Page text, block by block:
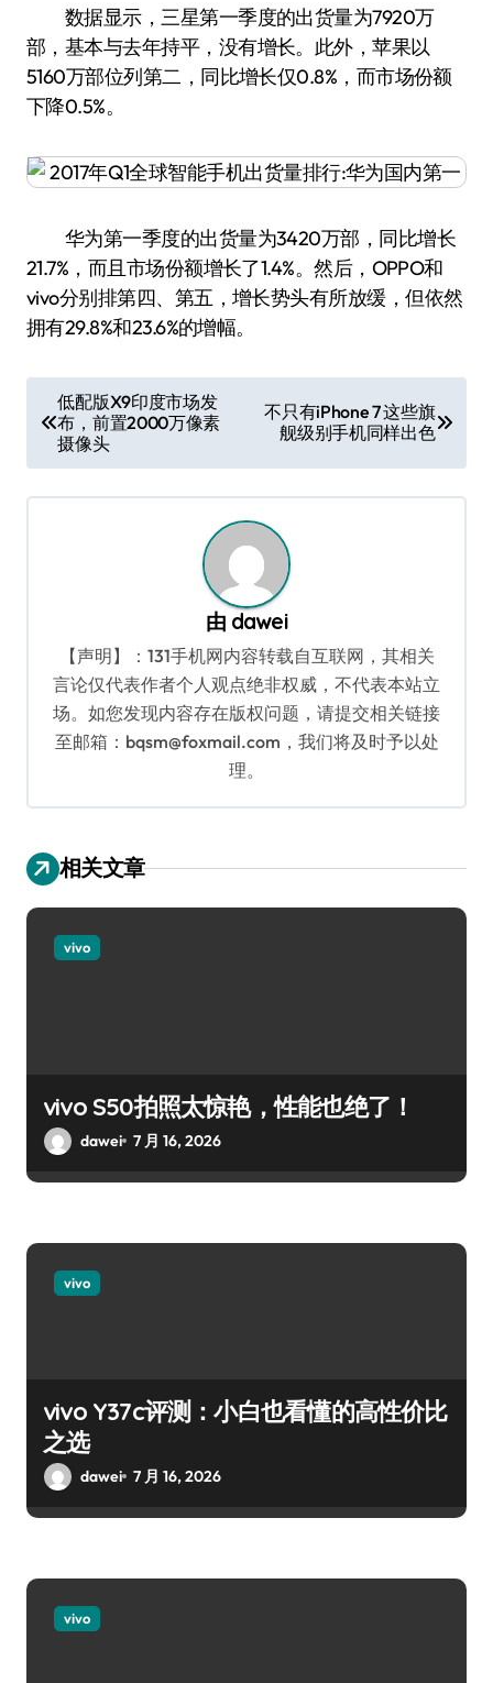
数据显示，三星第一季度的出货量为7920万
部，基本与去年持平，没有增长。此外，苹果以
5160万部位列第二，同比增长仅0.8%，而市场份额
下降0.5%。
华为第一季度的出货量为3420万部，同比增长
21.7%，而且市场份额增长了1.4%。然后，OPPO和
vivo分别排第四、第五，增长势头有所放缓，但依然
拥有29.8%和23.6%的增幅。
章
导
航
低配版X9印度市场发
布，前置2000万像素
摄像头
不只有iPhone 7 这些旗
舰级别手机同样出色
由 dawei
【声明】：131手机网内容转载自互联网，其相关
言论仅代表作者个人观点绝非权威，不代表本站立
场。如您发现内容存在版权问题，请提交相关链接
至邮箱：bqsm@foxmail.com，我们将及时予以处
理。
相关文章
vivo
vivo S50拍照太惊艳，性能也绝了！
dawei 7 月 16, 2026
vivo
vivo Y37c评测：小白也看懂的高性价比
之选
dawei 7 月 16, 2026
vivo